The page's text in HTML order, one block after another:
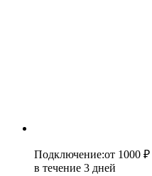
Подключение:от 1000 ₽
в течение 3 дней